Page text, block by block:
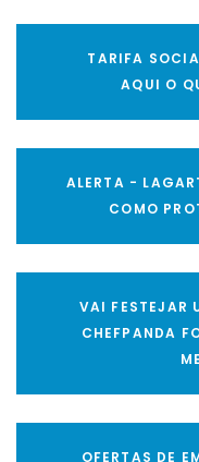
TARIFA
AQUI O
ALERTA -
COMO
VAI FESTEJAR
CHEFPANDA
OFERTAS DE